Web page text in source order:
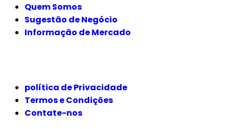
Quem Somos
Sugestão de Negócio
Informação de Mercado
política de Privacidade
Termos e Condições
Contate-nos